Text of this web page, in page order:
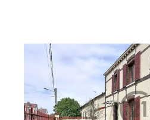
TROYES 10
72 m
Ref : 71822
Maison à vendre